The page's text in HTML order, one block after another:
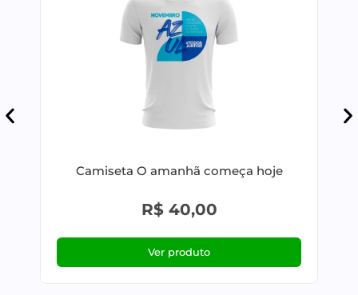
Camiseta O amanhã começa hoje
R$40,00
Ver produto